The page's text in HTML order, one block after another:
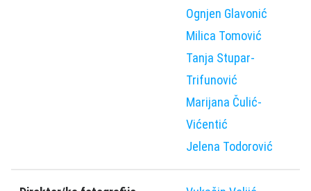
Ognjen Glavonić
Milica Tomović
Tanja Stupar-
Trifunović
Marijana Čulić-
Vićentić
Jelena Todorović